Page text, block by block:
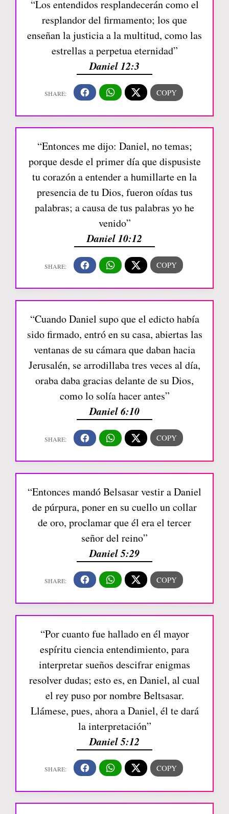
“Los entendidos resplandecerán como el
resplandor del firmamento; los que
enseñan la justicia a la multitud, como las
estrellas a perpetua eternidad”
Daniel 12:3
“Entonces me dijo: Daniel, no temas;
porque desde el primer día que dispusiste
tu corazón a entender a humillarte en la
presencia de tu Dios, fueron oídas tus
palabras; a causa de tus palabras yo he
venido”
Daniel 10:12
“Cuando Daniel supo que el edicto había
sido firmado, entró en su casa, abiertas las
ventanas de su cámara que daban hacia
Jerusalén, se arrodillaba tres veces al día,
oraba daba gracias delante de su Dios,
como lo solía hacer antes”
Daniel 6:10
“Entonces mandó Belsasar vestir a Daniel
de púrpura, poner en su cuello un collar
de oro, proclamar que él era el tercer
señor del reino”
Daniel 5:29
“Por cuanto fue hallado en él mayor
espíritu ciencia entendimiento, para
interpretar sueños descifrar enigmas
resolver dudas; esto es, en Daniel, al cual
el rey puso por nombre Beltsasar.
Llámese, pues, ahora a Daniel, él te dará
la interpretación”
Daniel 5:12